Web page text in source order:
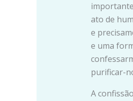
ato de
e
e uma
purificar-
A